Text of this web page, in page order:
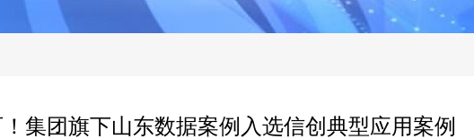
集团旗下山东数据案例入选信创典型应用案例